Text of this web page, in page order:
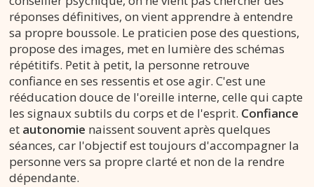
réponses définitives, on vient apprendre à entendre
sa propre boussole. Le praticien pose des questions,
propose des images, met en lumière des schémas
répétitifs. Petit à petit, la personne retrouve
confiance en ses ressentis et ose agir. C'est une
rééducation douce de l'oreille interne, celle qui capte
les signaux subtils du corps et de l'esprit. Confiance
et autonomie naissent souvent après quelques
séances, car l'objectif est toujours d'accompagner la
personne vers sa propre clarté et non de la rendre
dépendante.